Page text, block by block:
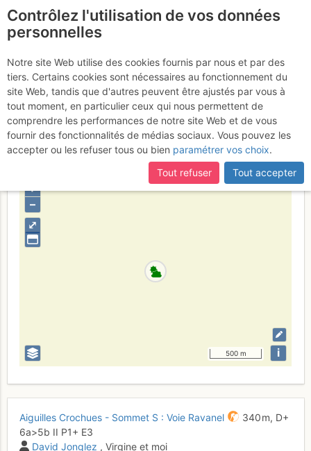
Aiguilles Crochues -
Sommet S : Voie Ravanel
Samedi 17 juin 2017
Haut Giffre - Aiguilles Rouges - Fiz
⤢
+
–
500 m i
Aiguilles Crochues - Sommet S : Voie Ravanel 340 m, D+
6a>5b II P1+ E3
David Jonglez , Virgine et moi
Contrôlez l'utilisation de vos données
personnelles
Notre site Web utilise des cookies fournis par nous et par des
tiers. Certains cookies sont nécessaires au fonctionnement du
site Web, tandis que d'autres peuvent être ajustés par vous à
tout moment, en particulier ceux qui nous permettent de
comprendre les performances de notre site Web et de vous
fournir des fonctionnalités de médias sociaux. Vous pouvez les
accepter ou les refuser tous ou bien paramétrer vos choix.
Tout refuser
Tout accepter